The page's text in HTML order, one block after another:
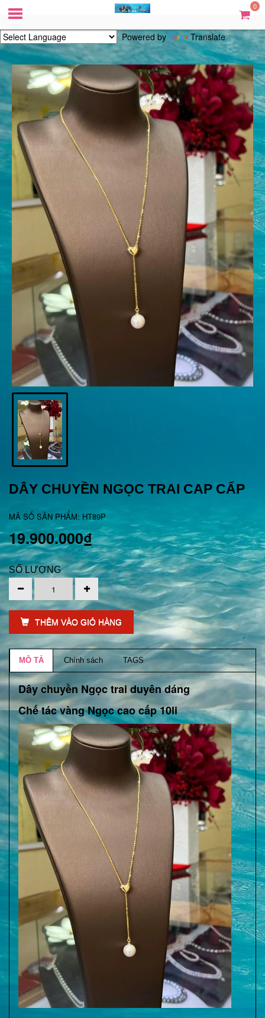
0
Powered by Translate
DÂY CHUYỀN NGỌC TRAI CAP CẤP
MÃ SỐ SẢN PHẨM: HT89P
19.900.000₫
SỐ LƯỢNG
THÊM VÀO GIỎ HÀNG
MÔ TẢ Chính sách TAGS
Dây chuyền Ngọc trai duyên dáng
Chế tác vàng Ngọc cao cấp 10li